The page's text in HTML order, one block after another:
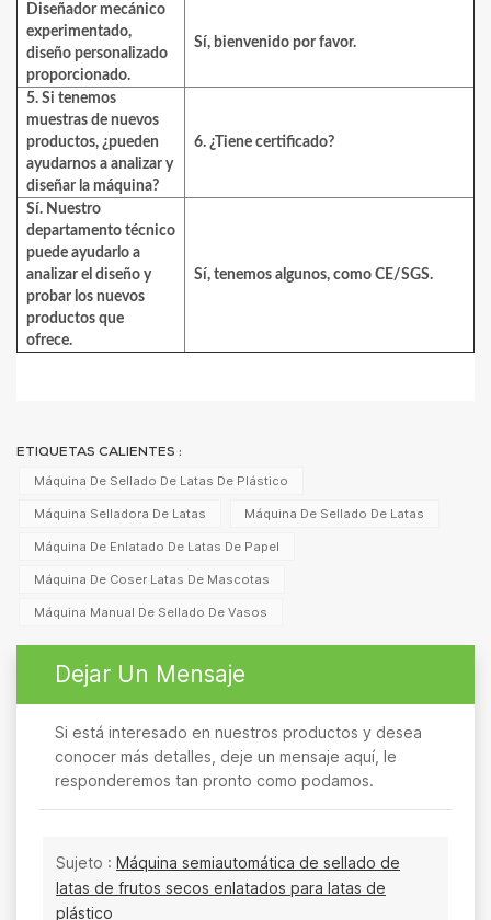
Diseñador mecánico
experimentado,
diseño personalizado
proporcionado.
Sí, bienvenido por favor.
5. Si tenemos
muestras de nuevos
productos, ¿pueden
ayudarnos a analizar y
diseñar la máquina?
6. ¿Tiene certificado?
Sí. Nuestro
departamento técnico
puede ayudarlo a
analizar el diseño y
probar los nuevos
productos que
ofrece.
Sí, tenemos algunos, como CE/SGS.
ETIQUETAS CALIENTES :
Máquina De Sellado De Latas De Plástico
Máquina Selladora De Latas Máquina De Sellado De Latas
Máquina De Enlatado De Latas De Papel
Máquina De Coser Latas De Mascotas
Máquina Manual De Sellado De Vasos
Dejar Un Mensaje
Si está interesado en nuestros productos y desea
conocer más detalles, deje un mensaje aquí, le
responderemos tan pronto como podamos.
Sujeto : Máquina semiautomática de sellado de
latas de frutos secos enlatados para latas de
plástico